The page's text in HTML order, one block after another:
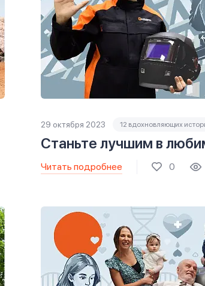
29 октября 2023 12 вдохновляющих
Станьте лучшим в
Читать подробнее 0